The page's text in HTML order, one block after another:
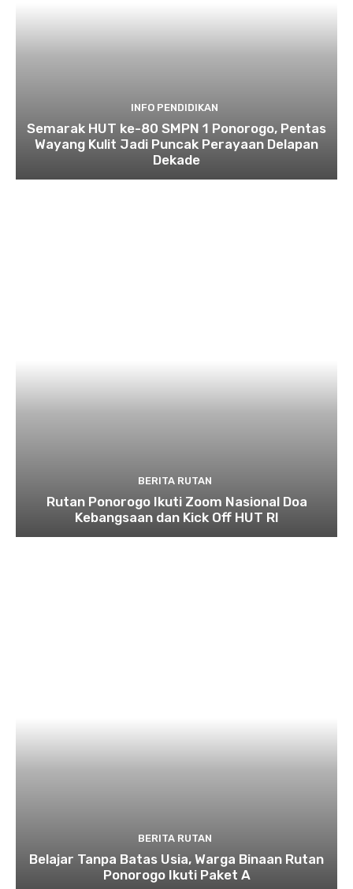
INFO PENDIDIKAN
Semarak HUT ke-80 SMPN 1 Ponorogo, Pentas
Wayang Kulit Jadi Puncak Perayaan Delapan
Dekade
BERITA RUTAN
Rutan Ponorogo Ikuti Zoom Nasional Doa
Kebangsaan dan Kick Off HUT RI
BERITA RUTAN
Belajar Tanpa Batas Usia, Warga Binaan Rutan
Ponorogo Ikuti Paket A